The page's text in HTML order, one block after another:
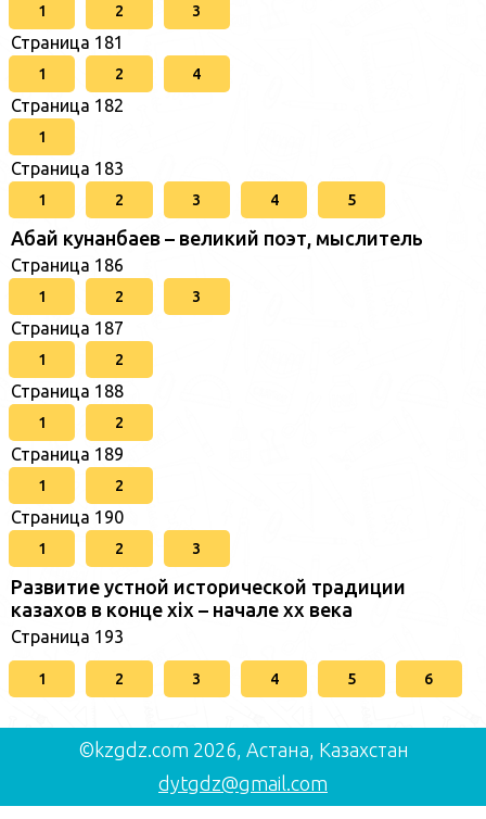
1 2 3
Страница 181
1 2 4
Страница 182
1
Страница 183
1 2 3 4 5
Абай кунанбаев – великий поэт, мыслитель
Страница 186
1 2 3
Страница 187
1 2
Страница 188
1 2
Страница 189
1 2
Страница 190
1 2 3
Развитие устной исторической традиции
казахов в конце xіх – начале хх века
Страница 193
1 2 3 4 5 6
©kzgdz.com 2026, Астана, Казахстан
dytgdz@gmail.com